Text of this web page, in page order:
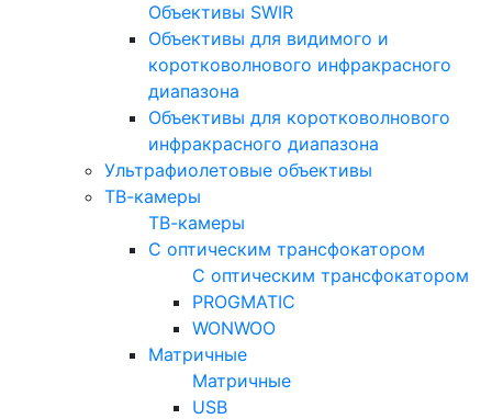
Объективы SWIR
Объективы для видимого и
коротковолнового инфракрасного
диапазона
Объективы для коротковолнового
инфракрасного диапазона
Ультрафиолетовые объективы
ТВ-камеры
ТВ-камеры
С оптическим трансфокатором
С оптическим трансфокатором
PROGMATIC
WONWOO
Матричные
Матричные
USB